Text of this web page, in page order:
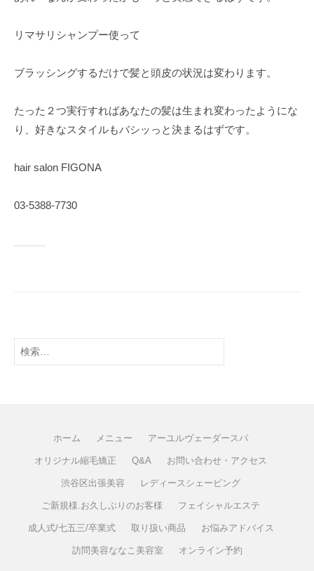
リマサリシャンプー使って
ブラッシングするだけで髪と頭皮の状況は変わります。
たった２つ実行すればあなたの髪は生まれ変わったようにな
り、好きなスタイルもバシッっと決まるはずです。
hair salon FIGONA
03-5388-7730
ホーム メニュー アーユルヴェーダースパ
オリジナル縮毛矯正 Q&A お問い合わせ・アクセス
渋谷区出張美容 レディースシェービング
ご新規様.お久しぶりのお客様 フェイシャルエステ
成人式/七五三/卒業式 取り扱い商品 お悩みアドバイス
訪問美容ななこ美容室 オンライン予約